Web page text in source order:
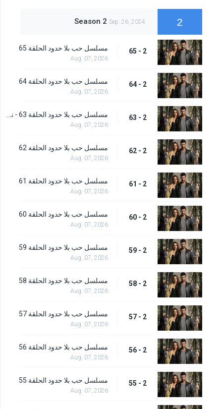
2
Season 2 Sep. 26, 2024
2 - 65 مسلسل حب بلا حدود الحلقة 65
Aug. 07, 2026
2 - 64 مسلسل حب بلا حدود الحلقة 64
Aug. 07, 2026
2 - 63
Aug. 07, 2026
2 - 62 مسلسل حب بلا حدود الحلقة 62
Aug. 07, 2026
2 - 61 مسلسل حب بلا حدود الحلقة 61
Aug. 07, 2026
2 - 60 مسلسل حب بلا حدود الحلقة 60
Aug. 07, 2026
2 - 59 مسلسل حب بلا حدود الحلقة 59
Aug. 07, 2026
2 - 58 مسلسل حب بلا حدود الحلقة 58
Aug. 07, 2026
2 - 57 مسلسل حب بلا حدود الحلقة 57
Aug. 07, 2026
2 - 56 مسلسل حب بلا حدود الحلقة 56
Aug. 07, 2026
2 - 55 مسلسل حب بلا حدود الحلقة 55
Aug. 07, 2026